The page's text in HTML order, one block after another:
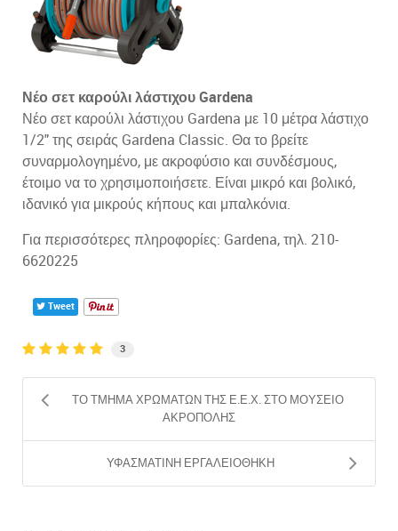
Νέο σετ καρούλι λάστιχου Gardena
Νέο σετ καρούλι λάστιχου Gardena με 10 μέτρα λάστιχο
1/2" της σειράς Gardena Classic. Θα το βρείτε
συναρμολογημένο, με ακροφύσιο και συνδέσμους,
έτοιμο να το χρησιμοποιήσετε. Είναι μικρό και βολικό,
ιδανικό για μικρούς κήπους και μπαλκόνια.
Για περισσότερες πληροφορίες: Gardena, τηλ. 210-
6620225
Tweet
3
ΤΟ ΤΜΗΜΑ ΧΡΩΜΑΤΩΝ ΤΗΣ Ε.Ε.Χ. ΣΤΟ ΜΟΥΣΕΙΟ
ΑΚΡΟΠΟΛΗΣ
ΥΦΑΣΜΑΤΙΝΗ ΕΡΓΑΛΕΙΟΘΗΚΗ